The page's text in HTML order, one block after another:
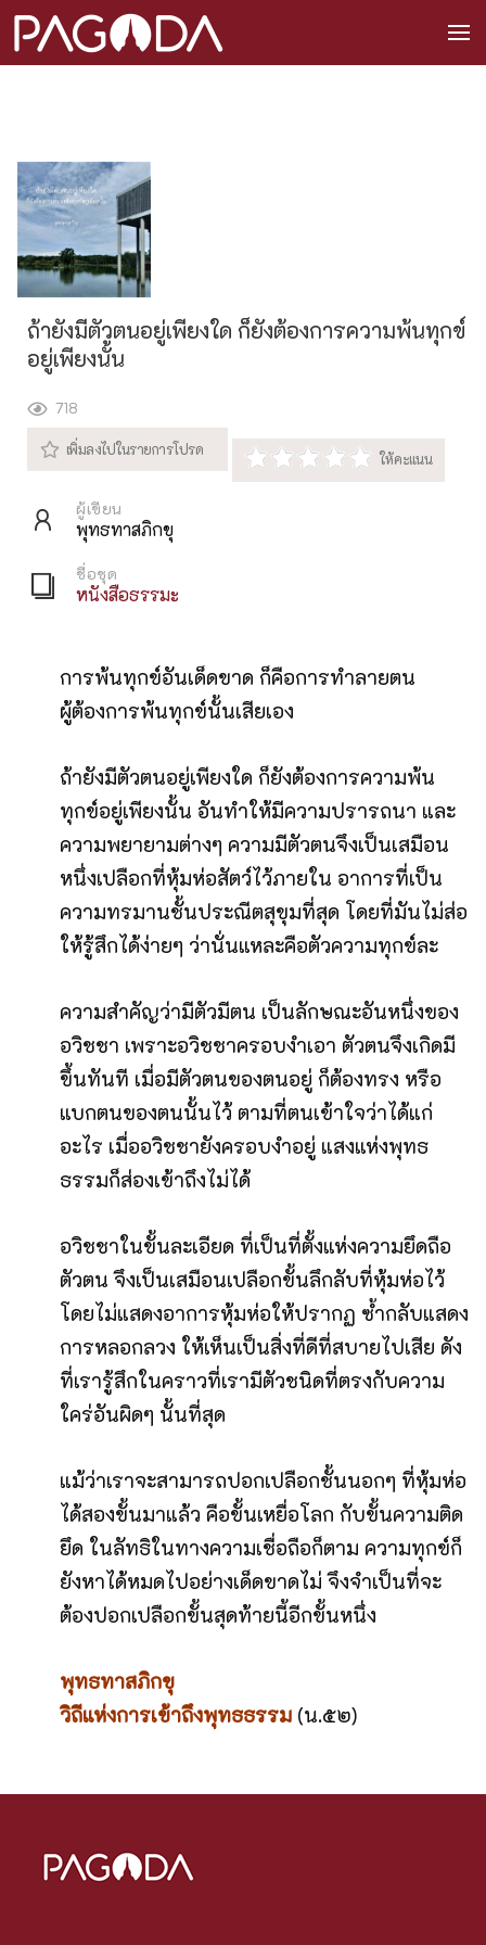
ถ้ายังมีตัวตนอยู่เพียงใด ก็ยังต้องการความพ้นทุกข์
อยู่เพียงนั้น
718
ผู้เขียน
พุทธทาสภิกขุ
ชื่อชุด
หนังสือธรรมะ
การพ้นทุกข์อันเด็ดขาด ก็คือการทำลายตน
ผู้ต้องการพ้นทุกข์นั้นเสียเอง
ถ้ายังมีตัวตนอยู่เพียงใด ก็ยังต้องการความพ้น
ทุกข์อยู่เพียงนั้น อันทำให้มีความปรารถนา และ
ความพยายามต่างๆ ความมีตัวตนจึงเป็นเสมือน
หนึ่งเปลือกที่หุ้มห่อสัตว์ไว้ภายใน อาการที่เป็น
ความทรมานชั้นประณีตสุขุมที่สุด โดยที่มันไม่ส่อ
ให้รู้สึกได้ง่ายๆ ว่านั่นแหละคือตัวความทุกข์ละ
ความสำคัญว่ามีตัวมีตน เป็นลักษณะอันหนึ่งของ
อวิชชา เพราะอวิชชาครอบงำเอา ตัวตนจึงเกิดมี
ขึ้นทันที เมื่อมีตัวตนของตนอยู่ ก็ต้องทรง หรือ
แบกตนของตนนั้นไว้ ตามที่ตนเข้าใจว่าได้แก่
อะไร เมื่ออวิชชายังครอบงำอยู่ แสงแห่งพุทธ
ธรรมก็ส่องเข้าถึงไม่ได้
อวิชชาในขั้นละเอียด ที่เป็นที่ตั้งแห่งความยึดถือ
ตัวตน จึงเป็นเสมือนเปลือกขั้นลึกลับที่หุ้มห่อไว้
โดยไม่แสดงอาการหุ้มห่อให้ปรากฏ ซ้ำกลับแสดง
การหลอกลวง ให้เห็นเป็นสิ่งที่ดีที่สบายไปเสีย ดัง
ที่เรารู้สึกในคราวที่เรามีตัวชนิดที่ตรงกับความ
ใคร่อันผิดๆ นั้นที่สุด
แม้ว่าเราจะสามารถปอกเปลือกชั้นนอกๆ ที่หุ้มห่อ
ได้สองขั้นมาแล้ว คือขั้นเหยื่อโลก กับขั้นความติด
ยึด ในลัทธิในทางความเชื่อถือก็ตาม ความทุกข์ก็
ยังหาได้หมดไปอย่างเด็ดขาดไม่ จึงจำเป็นที่จะ
ต้องปอกเปลือกขั้นสุดท้ายนี้อีกขั้นหนึ่ง
พุทธทาสภิกขุ
วิถีแห่งการเข้าถึงพุทธธรรม (น.๕๒)